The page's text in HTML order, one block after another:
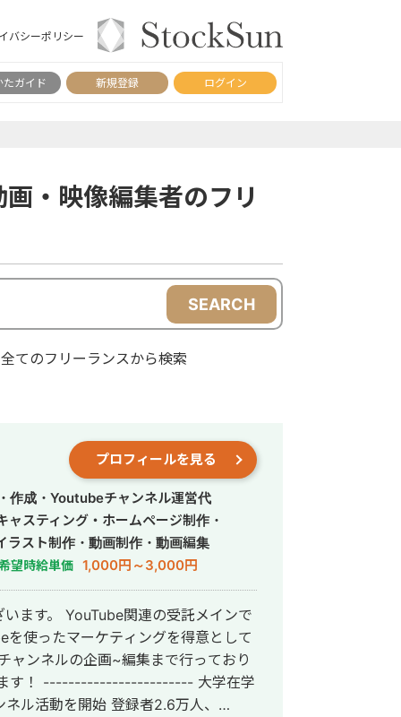
バシーポリシー
たガイド 新規登録 ログイン
・映像編集者のフリ
SEARCH
全てのフリーランスから検索
プロフィールを見る
作成・Youtubeチャンネル運営代
スティング・ホームページ制作・
ラスト制作・動画制作・動画編集
望時給単価 1,000円～3,000円
ます。 YouTube関連の受託メインで
使ったマーケティングを得意として
ャンネルの企画~編集まで行っており
ル活動を開始 登録者2.6万人、